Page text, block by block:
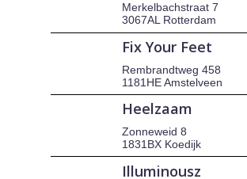
Merkelbachstraat 7
3067AL Rotterdam
Fix Your Feet
Rembrandtweg 458
1181HE Amstelveen
Heelzaam
Zonneweid 8
1831BX Koedijk
Illuminousz